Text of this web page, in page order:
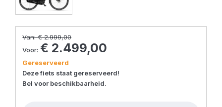
Van:€ 2.999,00
Voor: € 2.499,00
Gereserveerd
Deze fiets staat gereserveerd!
Bel voor beschikbaarheid.